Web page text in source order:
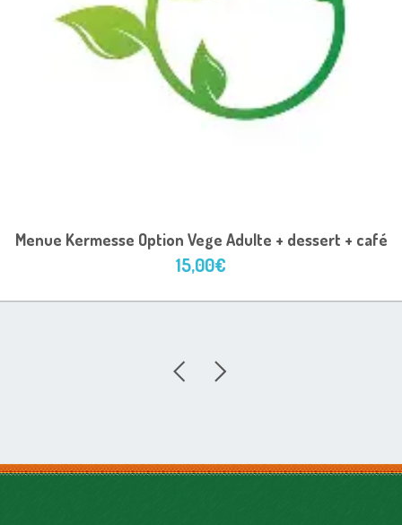
Menue Kermesse Option Vege Adulte + dessert + café
15,00€